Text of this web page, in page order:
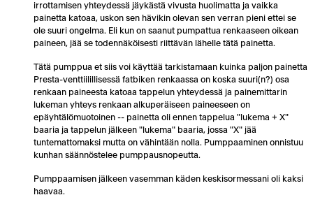
irrottamisen yhteydessä jäykästä vivusta huolimatta ja vaikka
painetta katoaa, uskon sen hävikin olevan sen verran pieni ettei se
ole suuri ongelma. Eli kun on saanut pumpattua renkaaseen oikean
paineen, jää se todennäköisesti riittävän lähelle tätä painetta.
Tätä pumppua et siis voi käyttää tarkistamaan kuinka paljon painetta
Presta-venttiilillisessä fatbiken renkaassa on koska suuri(n?) osa
renkaan paineesta katoaa tappelun yhteydessä ja painemittarin
lukeman yhteys renkaan alkuperäiseen paineeseen on
epäyhtälömuotoinen -- painetta oli ennen tappelua "lukema + X"
baaria ja tappelun jälkeen "lukema" baaria, jossa "X" jää
tuntemattomaksi mutta on vähintään nolla. Pumppaaminen onnistuu
kunhan säännöstelee pumppausnopeutta.
Pumppaamisen jälkeen vasemman käden keskisormessani oli kaksi
haavaa.